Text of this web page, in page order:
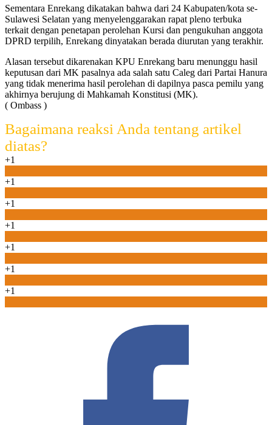
Sementara Enrekang dikatakan bahwa dari 24 Kabupaten/kota se-
Sulawesi Selatan yang menyelenggarakan rapat pleno terbuka
terkait dengan penetapan perolehan Kursi dan pengukuhan anggota
DPRD terpilih, Enrekang dinyatakan berada diurutan yang terakhir.
Alasan tersebut dikarenakan KPU Enrekang baru menunggu hasil
keputusan dari MK pasalnya ada salah satu Caleg dari Partai Hanura
yang tidak menerima hasil perolehan di dapilnya pasca pemilu yang
akhirnya berujung di Mahkamah Konstitusi (MK).
( Ombass )
Bagaimana reaksi Anda tentang artikel
diatas?
+1
+1
+1
+1
+1
+1
+1